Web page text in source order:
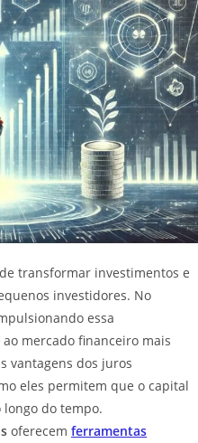
transformar investimentos e
investidores. No
essa
mercado financeiro mais
vantagens dos juros
eles permitem que o capital
do tempo.
oferecem ferramentas